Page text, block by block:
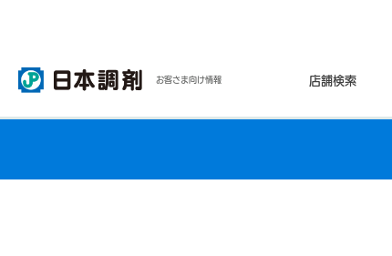
お客さま向け情報 店舗検索